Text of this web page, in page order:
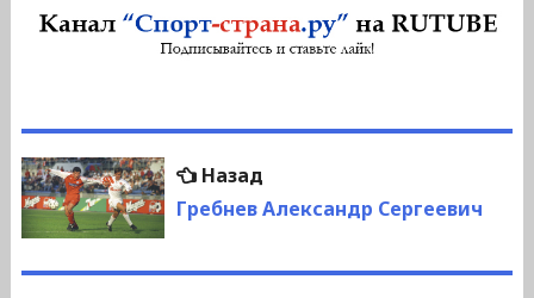
Навигация
по
записям
НазадПредыдущая
запись:
Гребнев Александр Сергеевич